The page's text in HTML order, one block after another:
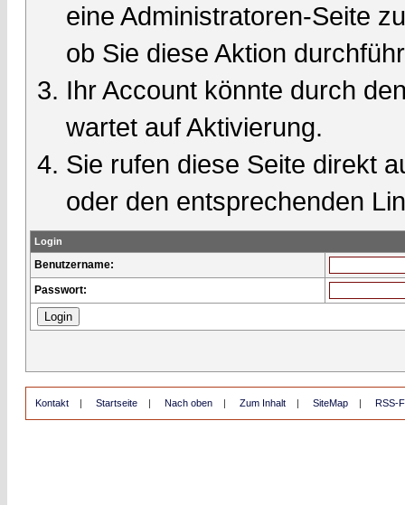
eine Administratoren-Seite
ob Sie diese Aktion
Ihr Account könnte durch
wartet auf Aktivierung.
Sie rufen diese Seite direkt
oder den entsprechenden
Login
Benutzername:
Passwort:
Kontakt | Startseite | Nach oben | Zum Inhalt | SiteMap | RSS-